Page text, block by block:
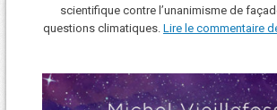
scientifique contre l’unanimisme de
questions climatiques. Lire le commentaire